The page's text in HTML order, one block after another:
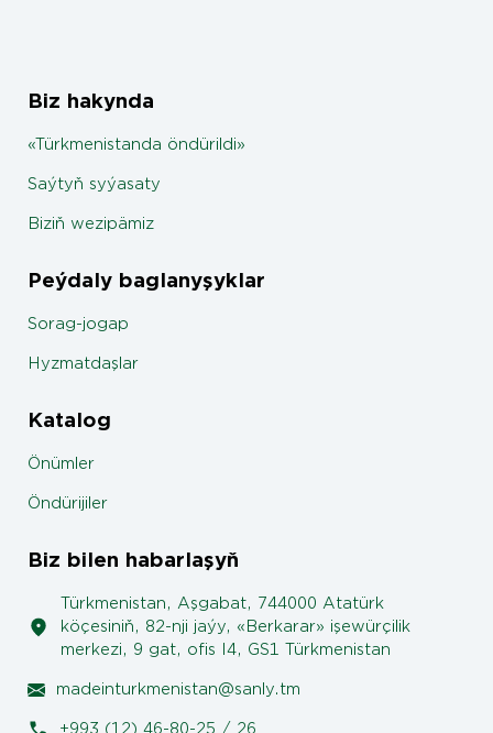
Biz hakynda
«Türkmenistanda öndürildi»
Saýtyň syýasaty
Biziň wezipämiz
Peýdaly baglanyşyklar
Sorag-jogap
Hyzmatdaşlar
Katalog
Önümler
Öndürijiler
Biz bilen habarlaşyň
Türkmenistan, Aşgabat, 744000 Atatürk
köçesiniň, 82-nji jaýy, «Berkarar» işewürçilik
merkezi, 9 gat, ofis I4, GS1 Türkmenistan
madeinturkmenistan@sanly.tm
+993 (12) 46-80-25 / 26